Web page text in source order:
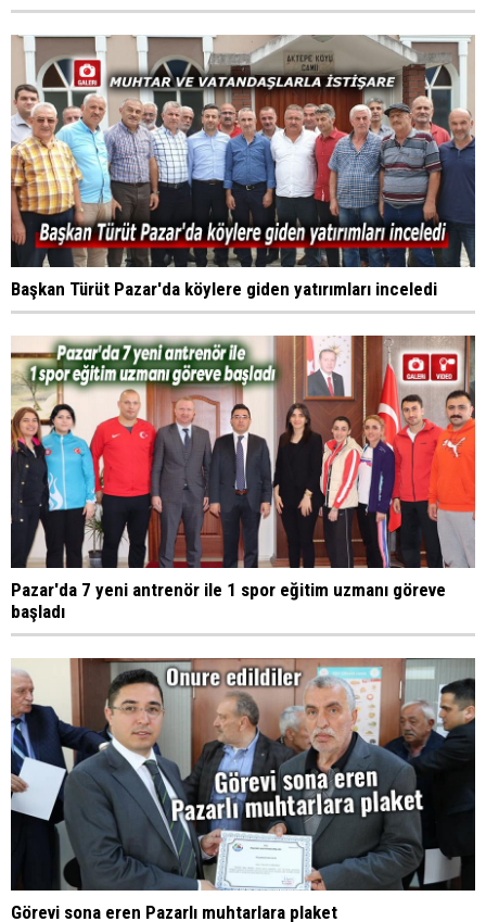
Başkan Türüt Pazar'da köylere giden yatırımları inceledi
Pazar'da 7 yeni antrenör ile 1 spor eğitim uzmanı göreve
başladı
Görevi sona eren Pazarlı muhtarlara plaket